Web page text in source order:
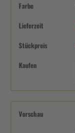
Farbe
Lieferzeit
Stückpreis
Kaufen
Vorschau